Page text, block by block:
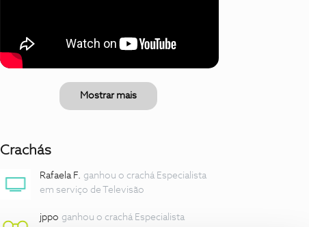
Mostrar mais
Crachás
Rafaela F. ganhou o crachá Especialista
em serviço de Televisão
jppo ganhou o crachá Especialista